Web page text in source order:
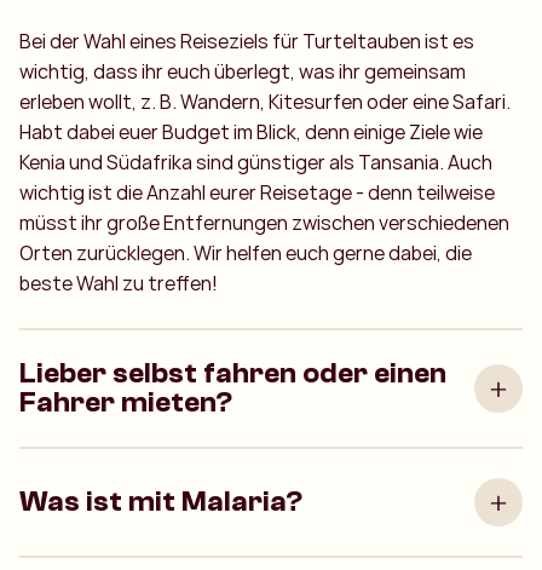
Bei der Wahl eines Reiseziels für Turteltauben ist es
wichtig, dass ihr euch überlegt, was ihr gemeinsam
erleben wollt, z. B. Wandern, Kitesurfen oder eine Safari.
Habt dabei euer Budget im Blick, denn einige Ziele wie
Kenia und Südafrika sind günstiger als Tansania. Auch
wichtig ist die Anzahl eurer Reisetage - denn teilweise
müsst ihr große Entfernungen zwischen verschiedenen
Orten zurücklegen. Wir helfen euch gerne dabei, die
beste Wahl zu treffen!
Lieber selbst fahren oder einen
Fahrer mieten?
Was ist mit Malaria?